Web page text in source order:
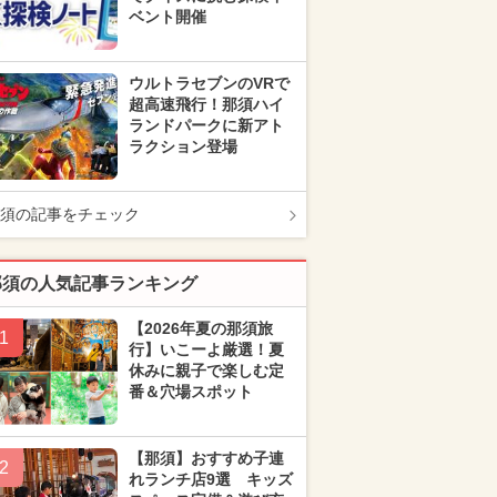
ベント開催
ウルトラセブンのVRで
超高速飛行！那須ハイ
ランドパークに新アト
ラクション登場
の記事をチェック
の人気記事ランキング
1
【2026年夏の那須旅
行】いこーよ厳選！夏
休みに親子で楽しむ定
番＆穴場スポット
2
【那須】おすすめ子連
れランチ店9選 キッズ